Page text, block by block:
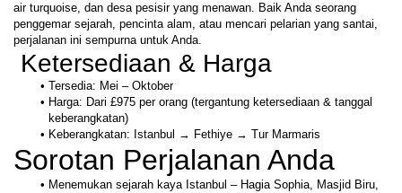
air turquoise, dan desa pesisir yang menawan. Baik Anda seorang
penggemar sejarah, pencinta alam, atau mencari pelarian yang santai,
perjalanan ini sempurna untuk Anda.
Ketersediaan & Harga
Tersedia: Mei – Oktober
Harga: Dari £975 per orang (tergantung ketersediaan & tanggal
keberangkatan)
Keberangkatan: Istanbul → Fethiye → Tur Marmaris
Sorotan Perjalanan Anda
Menemukan sejarah kaya Istanbul – Hagia Sophia, Masjid Biru,